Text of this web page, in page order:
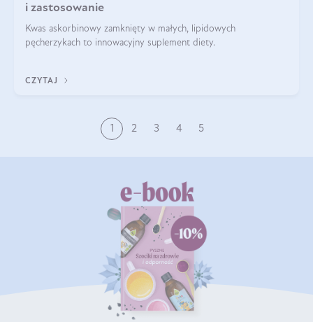
i zastosowanie
Kwas askorbinowy zamknięty w małych, lipidowych
pęcherzykach to innowacyjny suplement diety.
CZYTAJ
1 2 3 4 5